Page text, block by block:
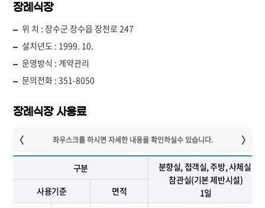
장례식장
위 치 : 장수군 장수읍 장천로 247
설치년도 : 1999. 10.
운영방식 : 계약관리
문의전화 : 351-8050
장례식장 사용료
구분
분향실, 접객실, 주방, 사체실,
참관실(기본 제반시설)
1일
사용기준 면적